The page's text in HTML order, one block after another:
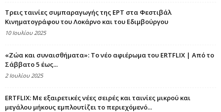
Τρεις ταινίες συμπαραγωγής της ΕΡΤ στα Φεστιβάλ
Κινηματογράφου του Λοκάρνο και του Εδιμβούργου
10 Ιουλίου 2025
«Ζώα και συναισθήματα»: Το νέο αφιέρωμα του ERTFLIX | Από το
Σάββατο 5 έως...
2 Ιουλίου 2025
ERTFLIX: Με εξαιρετικές νέες σειρές και ταινίες μικρού και
μεγάλου μήκους εμπλουτίζει το περιεχόμενό...